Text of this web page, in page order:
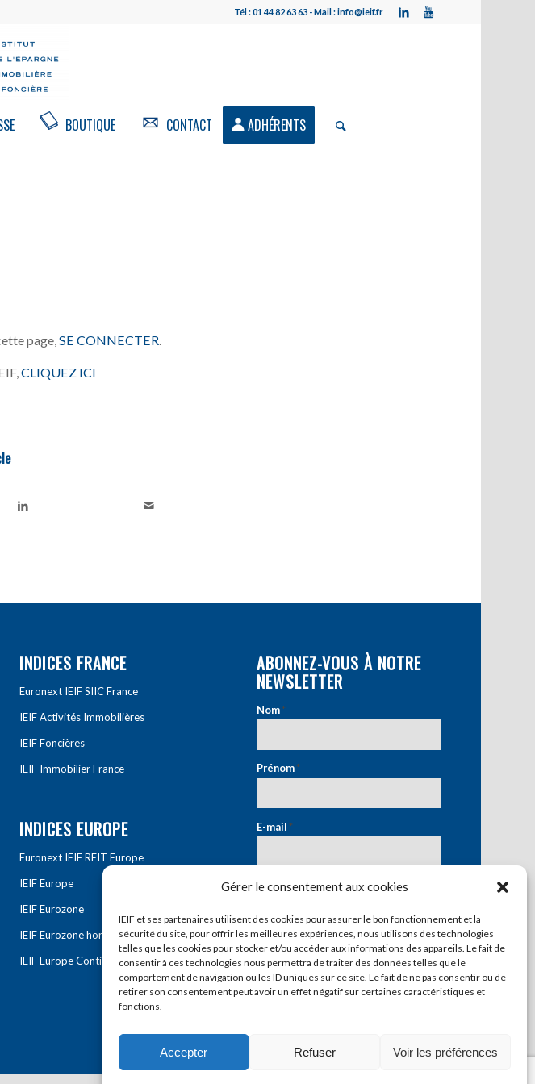
Gérer le consentement aux cookies
IEIF et ses partenaires utilisent des cookies pour assurer le bon fonctionnement et la
sécurité du site, pour offrir les meilleures expériences, nous utilisons des technologies
telles que les cookies pour stocker et/ou accéder aux informations des appareils. Le fait de
consentir à ces technologies nous permettra de traiter des données telles que le
comportement de navigation ou les ID uniques sur ce site. Le fait de ne pas consentir ou de
retirer son consentement peut avoir un effet négatif sur certaines caractéristiques et
fonctions.
Accepter Refuser Voir les préférences
Tél : 01 44 82 63 63 - Mail : info@ieif.fr
BOUTIQUE CONTACT ADHÉRENTS
page, SE CONNECTER
CLIQUEZ ICI
INDICES FRANCE
Euronext IEIF SIIC France
IEIF Activités Immobilières
IEIF Foncières
IEIF Immobilier France
INDICES EUROPE
Euronext IEIF REIT Europe
IEIF Europe
IEIF Eurozone
IEIF Eurozone hors France
IEIF Europe Continentale
ABONNEZ-VOUS À NOTRE
NEWSLETTER
Nom*
Prénom*
E-mail*